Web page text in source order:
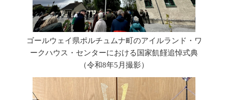
ゴールウェイ県ポルチュムナ町のアイルランド・ワ
ークハウス・センターにおける国家飢饉追悼式典
（令和8年5月撮影）